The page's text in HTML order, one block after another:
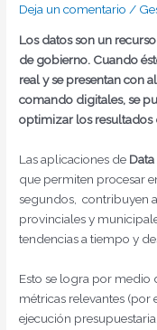
Deja un comentario /
Los datos son un
de gobierno. Cuando
real y se presentan con
comando digitales, se
optimizar los resultados
Las aplicaciones de
que permiten procesar
segundos, contribuyen
provinciales y
tendencias a tiempo y
Esto se logra por medio
métricas relevantes
ejecución